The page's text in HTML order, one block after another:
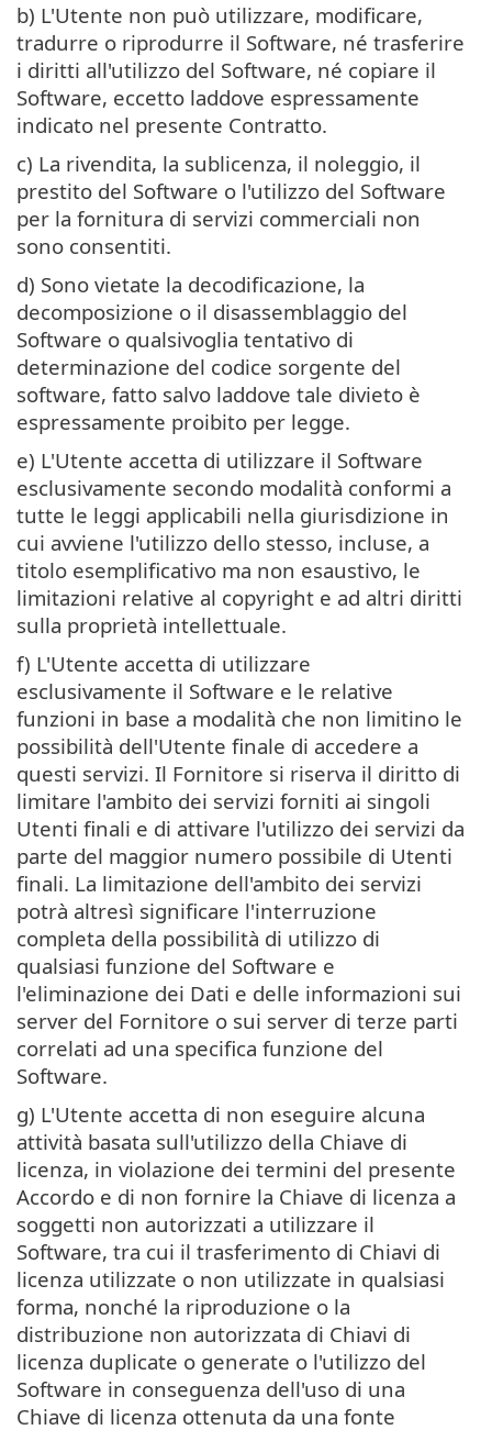
b) L'Utente non può utilizzare, modificare,
tradurre o riprodurre il Software, né trasferire
i diritti all'utilizzo del Software, né copiare il
Software, eccetto laddove espressamente
indicato nel presente Contratto.
c) La rivendita, la sublicenza, il noleggio, il
prestito del Software o l'utilizzo del Software
per la fornitura di servizi commerciali non
sono consentiti.
d) Sono vietate la decodificazione, la
decomposizione o il disassemblaggio del
Software o qualsivoglia tentativo di
determinazione del codice sorgente del
software, fatto salvo laddove tale divieto è
espressamente proibito per legge.
e) L'Utente accetta di utilizzare il Software
esclusivamente secondo modalità conformi a
tutte le leggi applicabili nella giurisdizione in
cui avviene l'utilizzo dello stesso, incluse, a
titolo esemplificativo ma non esaustivo, le
limitazioni relative al copyright e ad altri diritti
sulla proprietà intellettuale.
f) L'Utente accetta di utilizzare
esclusivamente il Software e le relative
funzioni in base a modalità che non limitino le
possibilità dell'Utente finale di accedere a
questi servizi. Il Fornitore si riserva il diritto di
limitare l'ambito dei servizi forniti ai singoli
Utenti finali e di attivare l'utilizzo dei servizi da
parte del maggior numero possibile di Utenti
finali. La limitazione dell'ambito dei servizi
potrà altresì significare l'interruzione
completa della possibilità di utilizzo di
qualsiasi funzione del Software e
l'eliminazione dei Dati e delle informazioni sui
server del Fornitore o sui server di terze parti
correlati ad una specifica funzione del
Software.
g) L'Utente accetta di non eseguire alcuna
attività basata sull'utilizzo della Chiave di
licenza, in violazione dei termini del presente
Accordo e di non fornire la Chiave di licenza a
soggetti non autorizzati a utilizzare il
Software, tra cui il trasferimento di Chiavi di
licenza utilizzate o non utilizzate in qualsiasi
forma, nonché la riproduzione o la
distribuzione non autorizzata di Chiavi di
licenza duplicate o generate o l'utilizzo del
Software in conseguenza dell'uso di una
Chiave di licenza ottenuta da una fonte